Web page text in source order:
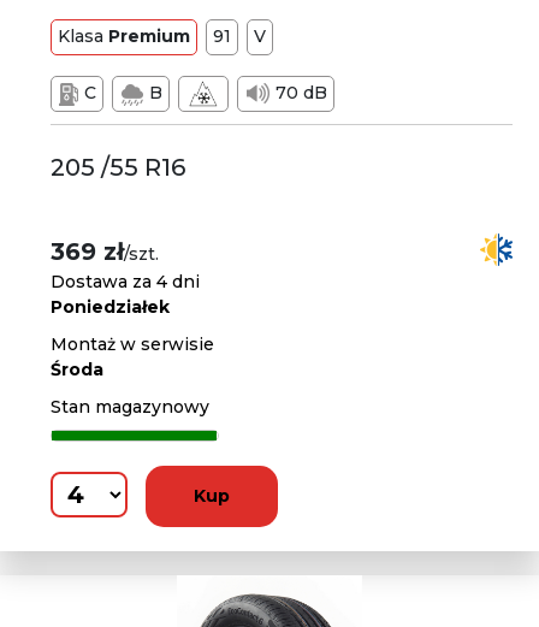
Klasa Premium 91 V
C B 70 dB
205 /55 R16
369 zł/szt.
Dostawa za 4 dni
Poniedziałek
Montaż w serwisie
Środa
Stan magazynowy
Kup